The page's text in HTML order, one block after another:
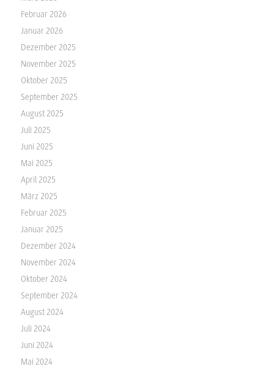
Februar 2026
Januar 2026
Dezember 2025
November 2025
Oktober 2025
September 2025
August 2025
Juli 2025
Juni 2025
Mai 2025
April 2025
März 2025
Februar 2025
Januar 2025
Dezember 2024
November 2024
Oktober 2024
September 2024
August 2024
Juli 2024
Juni 2024
Mai 2024